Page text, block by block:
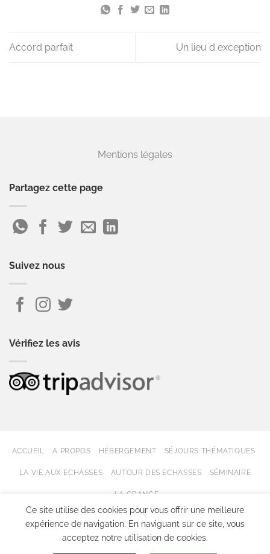
Accord parfait Un lieu d exception
Mentions légales
Partagez cette page
Suivez nous
Vérifiez les avis
ACCUEIL A PROPOS HÉBERGEMENT SÉJOURS THÉMATIQUES
LA VIE AUX ECHASSES AUTOUR DES ECHASSES SÉMINAIRE
LA GRANGE
Copyright 2026 © LES ECHASSES
Ce site utilise des cookies pour vous offrir une meilleure
expérience de navigation. En naviguant sur ce site, vous
acceptez notre utilisation de cookies.